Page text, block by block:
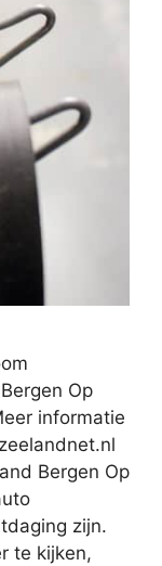
Op
informatie
Bergen Op
zijn.
te kijken,